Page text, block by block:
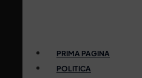
PRIMA PAGINA
POLITICA